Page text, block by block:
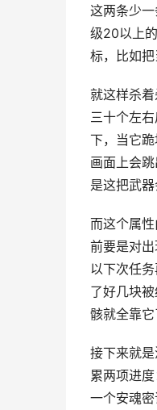
这两条少
级20以上
标，比如
就这样杀
三十个左
下，当它
画面上会
是这把武
而这个属
前要是对
以下次任
了好几块
骸就全靠它
接下来就
累两项进
一个安魂